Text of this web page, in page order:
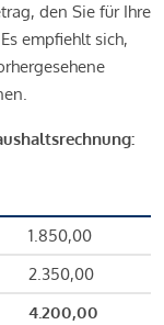
den Sie für Ihre
empfiehlt sich,
1.850,00
2.350,00
4.200,00